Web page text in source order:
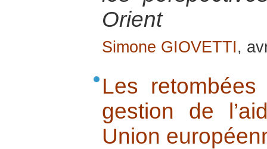
Orient
Simone GIOVETTI,
Les
gestion de
Union